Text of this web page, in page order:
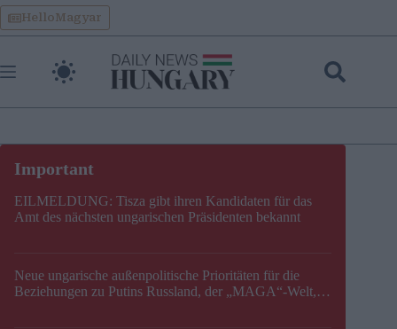
Skip
to
content
HelloMagyar
EILMELDUNG: Tisza gibt ihren Kandidaten für das
Amt des nächsten ungarischen Präsidenten bekannt
Neue ungarische außenpolitische Prioritäten für die
Beziehungen zu Putins Russland, der „MAGA“-Welt,